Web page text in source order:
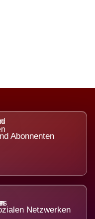
Abonnenten
Netzwerken